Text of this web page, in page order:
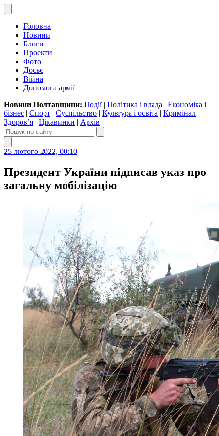
Головна
Новини
Блоги
Проекти
Фото
Досьє
Війна
Допомога армії
Новини Полтавщини: Події| Політика і влада | Економіка і
бізнес | Спорт | Суспільство | Культура і освіта | Кримінал |
Здоров’я | Цікавинки | Архів
25 лютого 2022, 00:10
Президент України підписав указ про
загальну мобілізацію